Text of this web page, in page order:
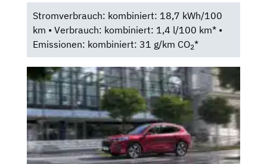
Stromverbrauch: kombiniert: 18,7 kWh/100
km • Verbrauch: kombiniert: 1,4 l/100 km* •
Emissionen: kombiniert: 31 g/km CO2*